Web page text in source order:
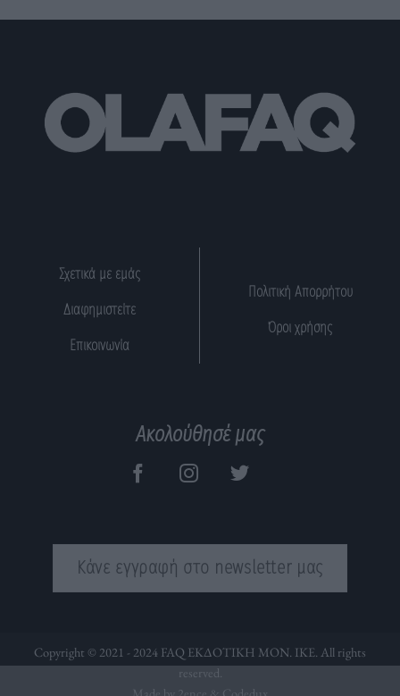
Σχετικά με εμάς
Διαφημιστείτε
Επικοινωνία
Πολιτική Απορρήτου
Όροι χρήσης
Ακολούθησέ μας
Κάνε εγγραφή στο newsletter μας
Copyright © 2021 - 2024 FAQ ΕΚΔΟΤΙΚΗ ΜΟΝ. ΙΚΕ. All rights
reserved.
Made by 2ence & Codedux